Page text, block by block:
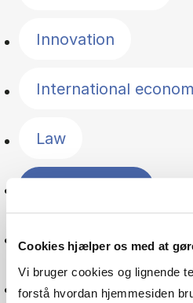
Cookies hjælper os med at
Vi bruger cookies og lignende
forstå hvordan hjemmesiden
Innovation
International
Law
Management
The Nordic countries